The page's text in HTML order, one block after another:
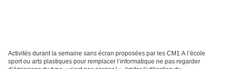
Activités durant la semaine sans écran proposées par les CM1 A l’école
sport ou arts plastiques pour remplacer l’informatique ne pas regarder